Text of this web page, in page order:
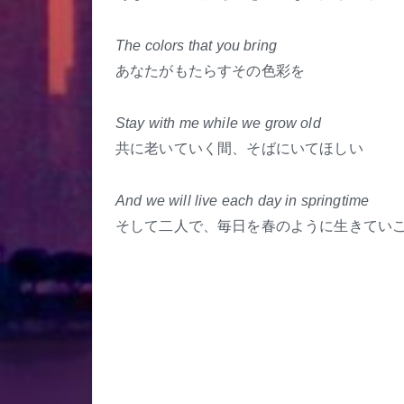
The colors that you bring
あなたがもたらすその色彩を
Stay with me while we grow old
共に老いていく間、そばにいてほしい
And we will live each day in springtime
そして二人で、毎日を春のように生きてい